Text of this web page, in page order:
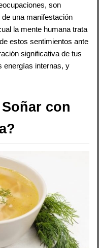
son
una manifestación
la mente humana trata
estos sentimientos ante
significativa de tus
energías internas, y
con